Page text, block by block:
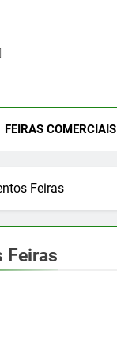
FEIRAS COMERCIAIS
Feiras
Feiras